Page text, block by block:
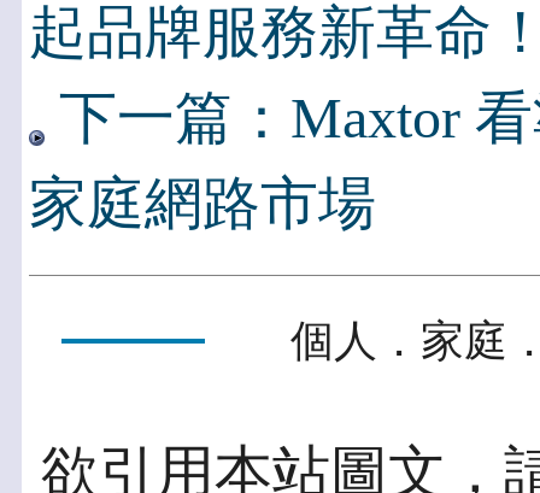
起品牌服務新革命
下一篇：Maxtor
家庭網路市場
個人．家庭
欲引用本站圖文，